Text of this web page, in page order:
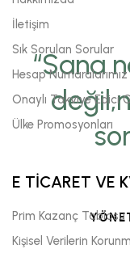
“Sana
İletişim
Sık Sorulan Sorular
Hesap Numaralarımız
Onaylı Takviye Edici
Ülke Promosyonları
E TİCARET VE
Prim Kazanç Tablosu
Kişisel Verilerin